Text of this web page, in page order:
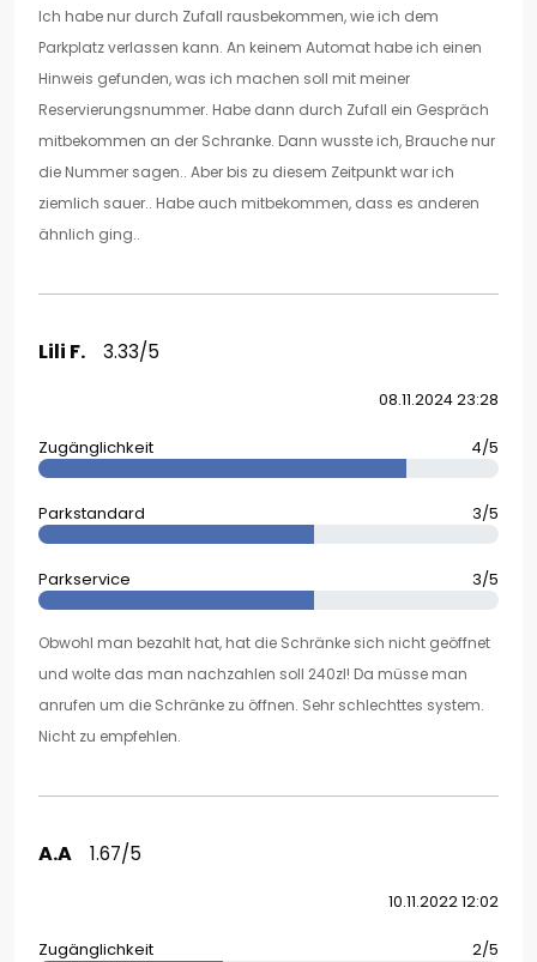
Ich habe nur durch Zufall rausbekommen, wie ich dem
Parkplatz verlassen kann. An keinem Automat habe ich einen
Hinweis gefunden, was ich machen soll mit meiner
Reservierungsnummer. Habe dann durch Zufall ein Gespräch
mitbekommen an der Schranke. Dann wusste ich, Brauche nur
die Nummer sagen.. Aber bis zu diesem Zeitpunkt war ich
ziemlich sauer.. Habe auch mitbekommen, dass es anderen
ähnlich ging..
Lili F. 3.33/5
08.11.2024 23:28
Zugänglichkeit 4/5
Parkstandard 3/5
Parkservice 3/5
Obwohl man bezahlt hat, hat die Schränke sich nicht geöffnet
und wolte das man nachzahlen soll 240zl! Da müsse man
anrufen um die Schränke zu öffnen. Sehr schlechttes system.
Nicht zu empfehlen.
A.A 1.67/5
10.11.2022 12:02
Zugänglichkeit 2/5